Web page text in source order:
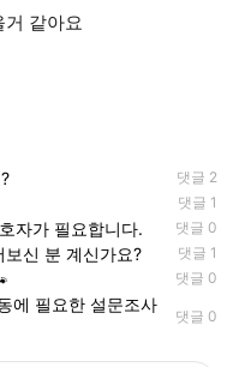
같아요
댓글 2
댓글 1
자가 필요합니다. 댓글 0
보신 분 계신가요? 댓글 1
댓글 0
에 필요한 설문조사
댓글 0